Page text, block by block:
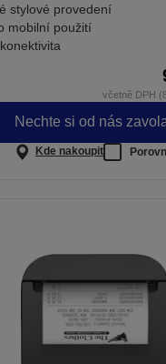
stylové provedení
mobilní použití
včetně DPH
Nechte si od nás
Kde nakoupit